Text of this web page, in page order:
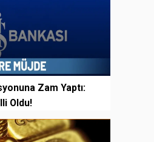
Zam Yaptı:
Oldu!